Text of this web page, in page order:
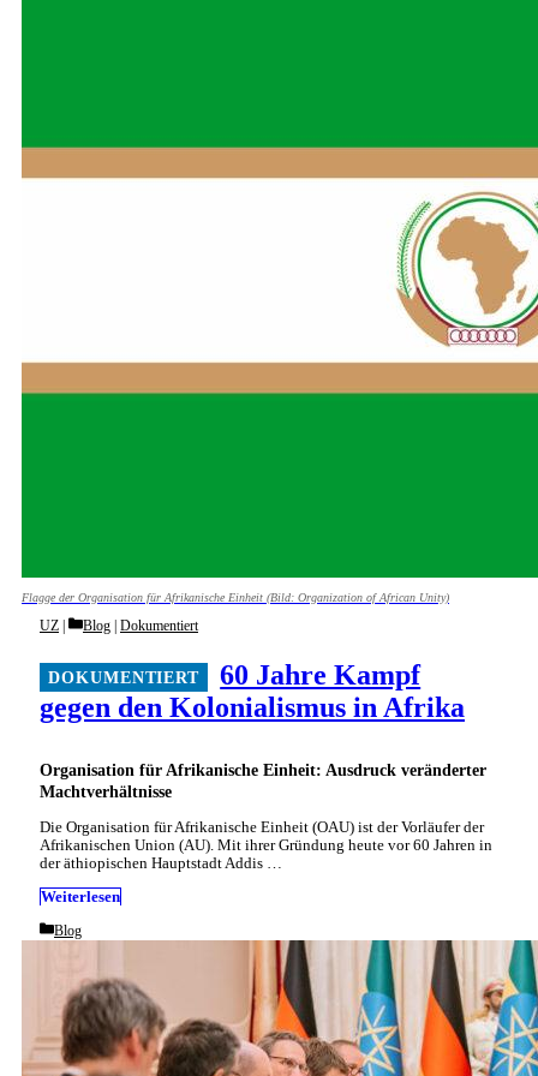
Flagge der Organisation für Afrikanische Einheit (Bild: Organization of African Unity)
Organisation für Afrikanische Einheit: Ausdruck veränderter
Machtverhältnisse
60 Jahre Kampf
gegen den Kolonialismus in Afrika
UZ Categories
Blog Dokumentiert
Die Organisation für Afrikanische Einheit (OAU) ist der Vorläufer der
Afrikanischen Union (AU). Mit ihrer Gründung heute vor 60 Jahren in
der äthiopischen Hauptstadt Addis …
Weiterlesen
Categories
Blog